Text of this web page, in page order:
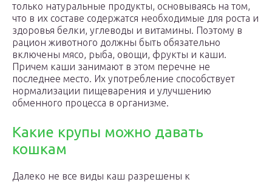
только натуральные продукты, основываясь на том,
что в их составе содержатся необходимые для роста и
здоровья белки, углеводы и витамины. Поэтому в
рацион животного должны быть обязательно
включены мясо, рыба, овощи, фрукты и каши.
Причем каши занимают в этом перечне не
последнее место. Их употребление способствует
нормализации пищеварения и улучшению
обменного процесса в организме.
Какие крупы можно давать
кошкам
Далеко не все виды каш разрешены к